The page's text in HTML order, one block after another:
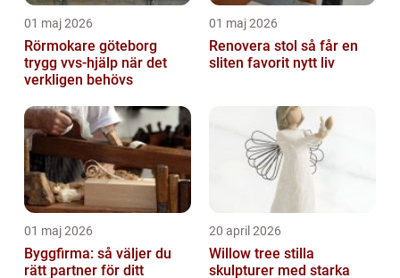
01 maj 2026
Rörmokare göteborg
trygg vvs-hjälp när det
verkligen behövs
01 maj 2026
Renovera stol så får en
sliten favorit nytt liv
01 maj 2026
Byggfirma: så väljer du
rätt partner för ditt
20 april 2026
Willow tree stilla
skulpturer med starka